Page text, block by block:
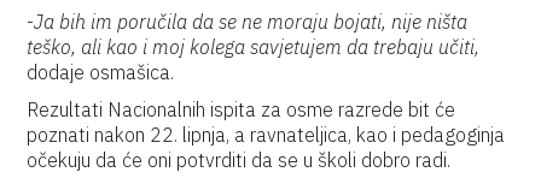
-Ja bih im poručila da se ne moraju bojati, nije ništa
teško, ali kao i moj kolega savjetujem da trebaju učiti,
dodaje osmašica.
Rezultati Nacionalnih ispita za osme razrede bit će
poznati nakon 22. lipnja, a ravnateljica, kao i pedagoginja
očekuju da će oni potvrditi da se u školi dobro radi.